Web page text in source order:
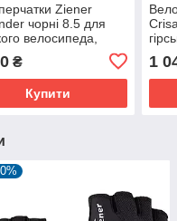
Ziener
чорні 8.5 для
велосипеда,
₴
Купити
1